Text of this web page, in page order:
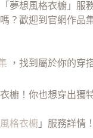
夢想風格衣櫥」服
？歡迎到官網作品
，找到屬於你的穿
櫥！你也想穿出獨
格衣櫥 」服務詳情！